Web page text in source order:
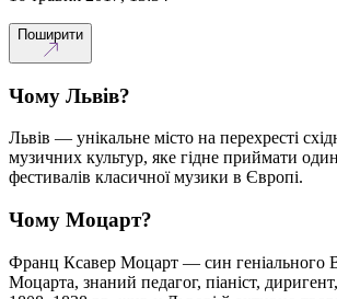
Поширити
Чому Львів?
Львів — унікальне місто на перехресті
музичних культур, яке гідне приймати
фестивалів класичної музики в Європі.
Чому Моцарт?
Франц Ксавер Моцарт — син геніального
Моцарта, знаний педагог, піаніст,